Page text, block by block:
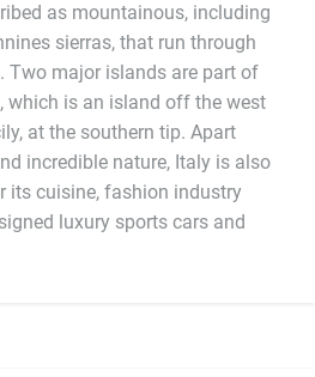
as mountainous, including
sierras, that run through
Two major islands are part of
which is an island off the west
at the southern tip. Apart
incredible nature, Italy is also
its cuisine, fashion industry
luxury sports cars and